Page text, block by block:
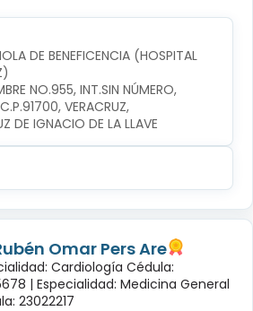
DE BENEFICENCIA (HOSPITAL
NO.955, INT.SIN NÚMERO,
VERACRUZ,
DE IGNACIO DE LA LLAVE
Omar Pers Are
Cardiología Cédula:
| Especialidad: Medicina General
23022217